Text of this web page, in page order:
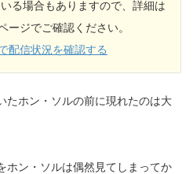
る場合もありますので、詳細は
ージでご確認ください。
配信状況を確認する
たホン・ソルの前に現れたのは大
ホン・ソルは偶然見てしまってか